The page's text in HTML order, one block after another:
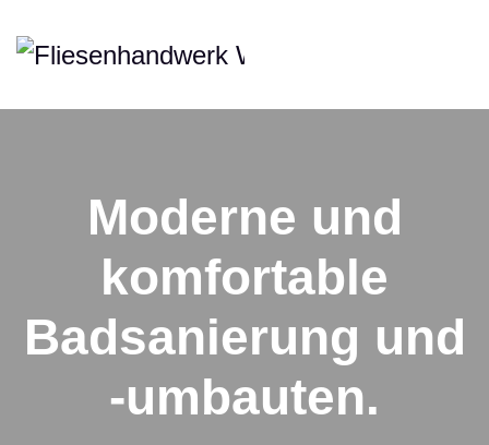
Moderne und
komfortable
Badsanierung und
-umbauten.